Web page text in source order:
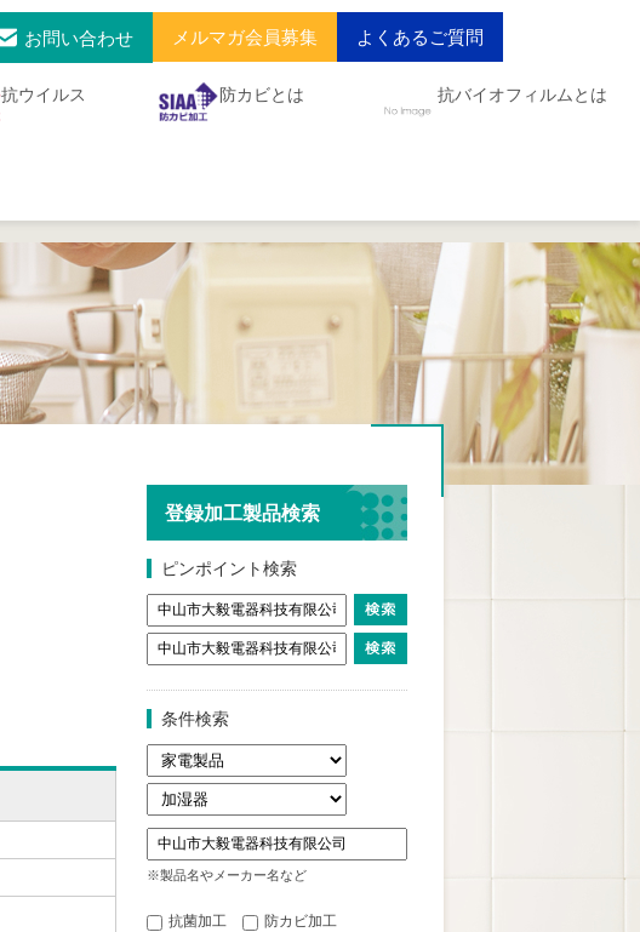
お問い合わせ メルマガ会員募集 よくあるご質問
抗ウイルス 防カビとは 抗バイオフィルムとは
登録加工製品検索
ピンポイント検索
条件検索
※製品名やメーカー名など
抗菌加工
防カビ加工